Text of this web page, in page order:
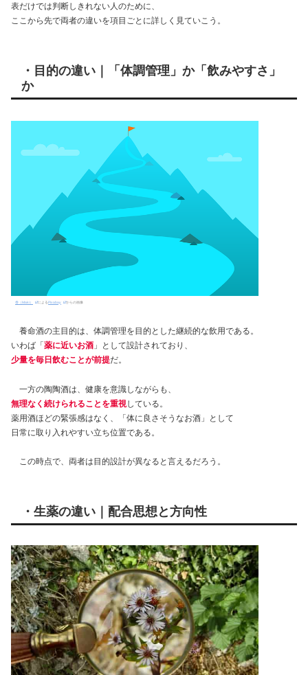
表だけでは判断しきれない人のために、
ここから先で両者の違いを項目ごとに詳しく見ていこう。
・目的の違い｜「体調管理」か「飲みやすさ」
か
巻（Maki） によるPixabay からの画像
養命酒の主目的は、体調管理を目的とした継続的な飲用である。
いわば「 薬に近いお酒 」として設計されており、
少量を毎日飲むことが前提だ。
一方の陶陶酒は、健康を意識しながらも、
無理なく続けられることを重視している。
薬用酒ほどの緊張感はなく、「体に良さそうなお酒」として
日常に取り入れやすい立ち位置である。
この時点で、両者は目的設計が異なると言えるだろう。
・生薬の違い｜配合思想と方向性